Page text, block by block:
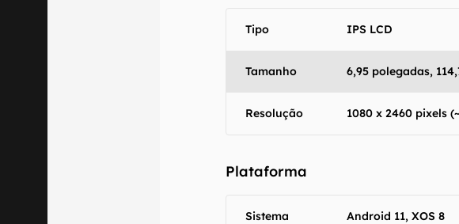
Tipo IPS LCD
Tamanho 6,95 polegadas,
Resolução 1080 x 2460 pixels
Plataforma
Sistema
Android 11, XOS 8
especificações e recursos
comercializa o produto para